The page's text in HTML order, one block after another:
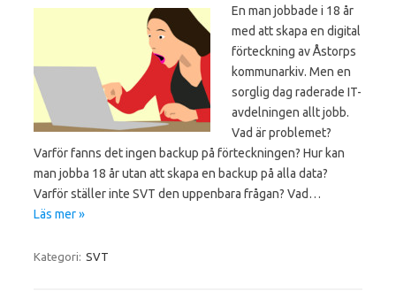
En man jobbade i 18 år
med att skapa en digital
förteckning av Åstorps
kommunarkiv. Men en
sorglig dag raderade IT-
avdelningen allt jobb.
Vad är problemet?
Varför fanns det ingen backup på förteckningen? Hur kan
man jobba 18 år utan att skapa en backup på alla data?
Varför ställer inte SVT den uppenbara frågan? Vad…
Läs mer »
Kategori: SVT